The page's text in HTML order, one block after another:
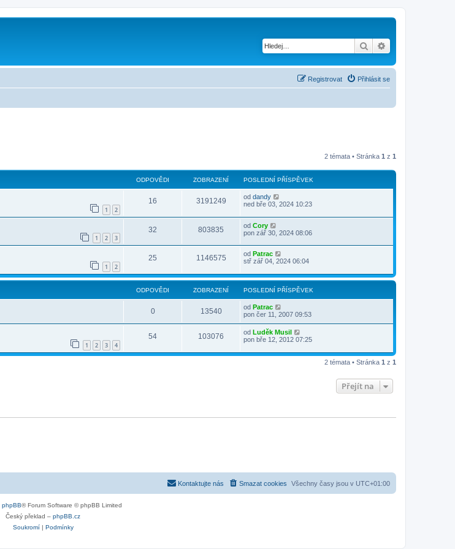
Hledat
Přihlásit se
Registrovat
2 témata • Stránka 1 z 1
ODPOVĚDI ZOBRAZENÍ POSLEDNÍ PŘÍSPĚVEK
1 2
16 3191249 od dandy
ned bře 03, 2024 10:23
1 2 3
32 803835 od Cory
pon zář 30, 2024 08:06
1 2
25 1146575 od Patrac
stř zář 04, 2024 06:04
ODPOVĚDI ZOBRAZENÍ POSLEDNÍ PŘÍSPĚVEK
0 13540 od Patrac
pon čer 11, 2007 09:53
1 2 3 4
54 103076 od Luděk Musil
pon bře 12, 2012 07:25
2 témata • Stránka 1 z 1
Přejít na
Všechny časy jsou v UTC+01:00
Smazat cookies
Kontaktujte nás
phpBB® Forum Software © phpBB Limited
Český překlad – phpBB.cz
Soukromí| Podmínky